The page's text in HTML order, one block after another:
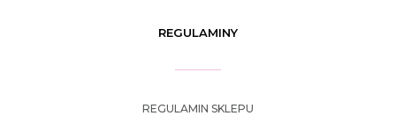
REGULAMINY
REGULAMIN SKLEPU